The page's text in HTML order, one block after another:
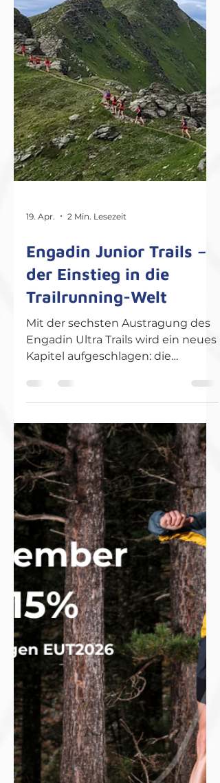
19. Apr. 2 Min. Lesezeit
Engadin Junior Trails –
der Einstieg in die
Trailrunning-Welt
Mit der sechsten Austragung des
Engadin Ultra Trails wird ein neues
Kapitel aufgeschlagen: die
Engadin Junior Trails . Als eines der
ersten Premium-Rennen der
neuen Junior Trail Series 2026 von
Swiss Athletics setzt das Format
ein klares Zeichen – für
Nachwuchsförderung, für
Begeisterung am Sport und für
die Zukunft des Trailrunnings. Eine
Plattform für junge
Trailrunner:innen Die Junior Trail
Series wurde ins Leben gerufen,
um Jugendlichen einen einfachen
und motivierenden